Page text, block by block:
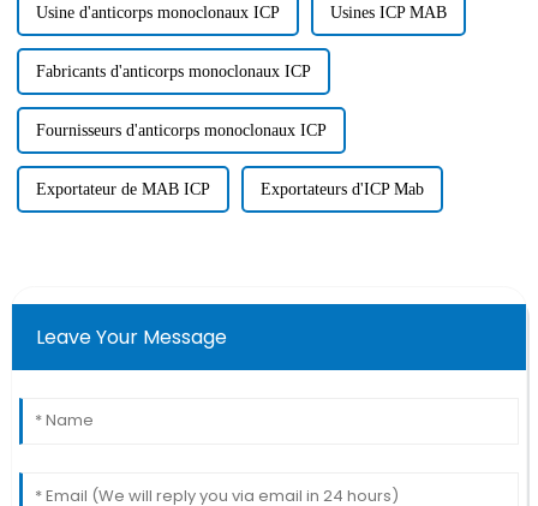
Usine d'anticorps monoclonaux ICP Usines ICP MAB
Fabricants d'anticorps monoclonaux ICP
Fournisseurs d'anticorps monoclonaux ICP
Exportateur de MAB ICP Exportateurs d'ICP Mab
Leave Your Message